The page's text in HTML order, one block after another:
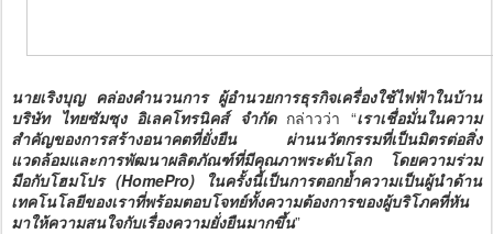
นายเริงบุญ คล่องคำนวนการ ผู้อำนวยการธุรกิจเครื่องใช้ไฟฟ้าในบ้าน
บริษัท ไทยซัมซุง อิเลคโทรนิคส์ จำกัด กล่าวว่า “เราเชื่อมั่นในความ
สำคัญของการสร้างอนาคตที่ยั่งยืน ผ่านนวัตกรรมที่เป็นมิตรต่อสิ่ง
แวดล้อมและการพัฒนาผลิตภัณฑ์ที่มีคุณภาพระดับโลก โดยความร่วม
มือกับโฮมโปร (HomePro) ในครั้งนี้เป็นการตอกย้ำความเป็นผู้นำด้าน
เทคโนโลยีของเราที่พร้อมตอบโจทย์ทั้งความต้องการของผู้บริโภคที่หัน
มาให้ความสนใจกับเรื่องความยั่งยืนมากขึ้น”